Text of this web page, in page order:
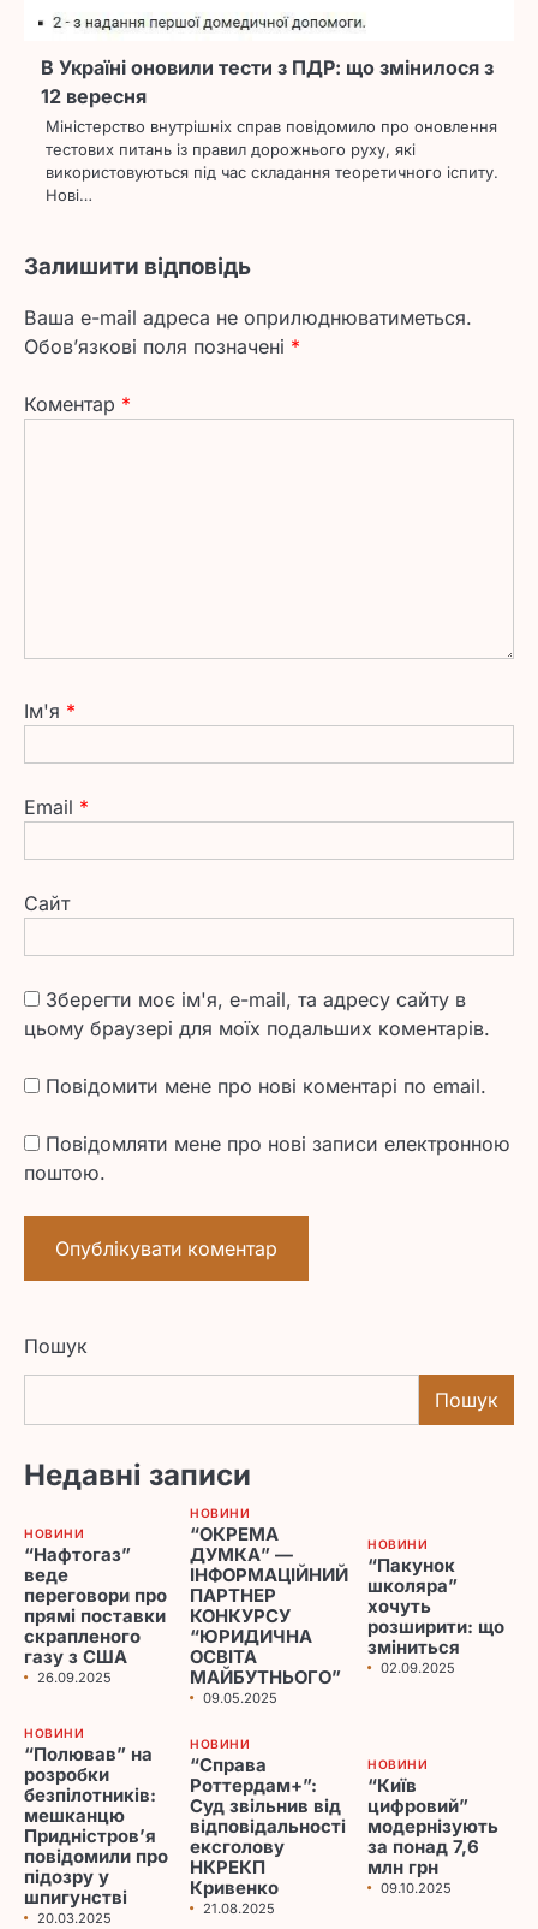
В Україні оновили тести з ПДР: що змінилося з
12 вересня
Міністерство внутрішніх справ повідомило про оновлення
тестових питань із правил дорожнього руху, які
використовуються під час складання теоретичного іспиту.
Нові…
Залишити відповідь
Ваша e-mail адреса не оприлюднюватиметься.
Обов’язкові поля позначені *
Коментар *
Ім'я *
Email *
Сайт
Зберегти моє ім'я, e-mail, та адресу сайту в
цьому браузері для моїх подальших коментарів.
Повідомити мене про нові коментарі по email.
Повідомляти мене про нові записи електронною
поштою.
Пошук
Пошук
Недавні записи
НОВИНИ
“Нафтогаз”
веде
переговори про
прямі поставки
скрапленого
газу з США
26.09.2025
НОВИНИ
“ОКРЕМА
ДУМКА” —
ІНФОРМАЦІЙНИЙ
ПАРТНЕР
КОНКУРСУ
“ЮРИДИЧНА
ОСВІТА
МАЙБУТНЬОГО”
09.05.2025
НОВИНИ
“Пакунок
школяра”
хочуть
розширити: що
зміниться
02.09.2025
НОВИНИ
“Полював” на
розробки
безпілотників:
мешканцю
Придністров’я
повідомили про
підозру у
шпигунстві
20.03.2025
НОВИНИ
“Справа
Роттердам+”:
Суд звільнив від
відповідальності
ексголову
НКРЕКП
Кривенко
21.08.2025
НОВИНИ
“Київ
цифровий”
модернізують
за понад 7,6
млн грн
09.10.2025